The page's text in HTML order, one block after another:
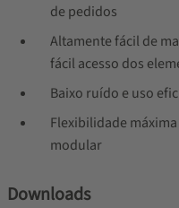
de pedidos
Altamente fácil de
fácil acesso dos
Baixo ruído e uso
Flexibilidade
modular
Downloads